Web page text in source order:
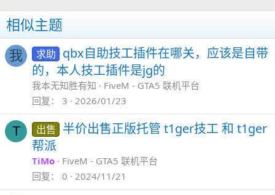
相似主题
我 求助 qbx自助技工插件在哪关，应该是自带
的，本人技工插件是jg的
我本无知胜有知
FiveM - GTA5 联机平台
回复
3 2026/01/23
T 出售 半价出售正版托管 t1ger技工 和 t1ger
帮派
TiMo
FiveM - GTA5 联机平台
回复
0 2024/11/21